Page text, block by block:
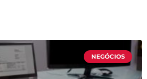
NEGÓCIOS